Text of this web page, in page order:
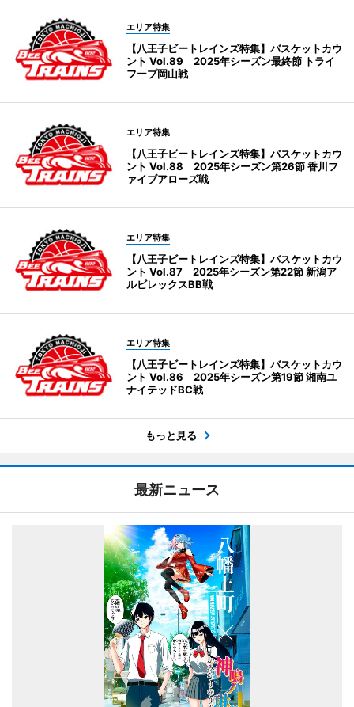
エリア特集
【八王子ビートレインズ特集】バスケットカウ
ント Vol.89 2025年シーズン最終節 トライ
フープ岡山戦
エリア特集
【八王子ビートレインズ特集】バスケットカウ
ント Vol.88 2025年シーズン第26節 香川フ
ァイブアローズ戦
エリア特集
【八王子ビートレインズ特集】バスケットカウ
ント Vol.87 2025年シーズン第22節 新潟ア
ルビレックスBB戦
エリア特集
【八王子ビートレインズ特集】バスケットカウ
ント Vol.86 2025年シーズン第19節 湘南ユ
ナイテッドBC戦
もっと見る
最新ニュース